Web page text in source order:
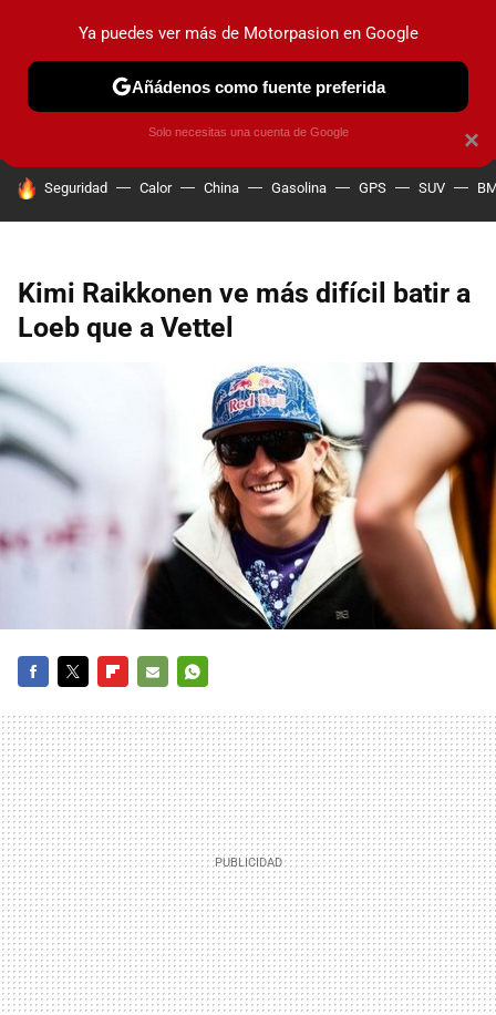
PRUEBAS COCHES ELÉCTRICOS OBSERVATORIO
HOY SE HABLA DE
Seguridad Calor China Gasolina GPS SUV
Kimi Raikkonen ve más difícil batir a
Loeb que a Vettel
MAIL
×
Ya puedes ver más de Motorpasion en Google
Añádenos como fuente preferida
Solo necesitas una cuenta de Google